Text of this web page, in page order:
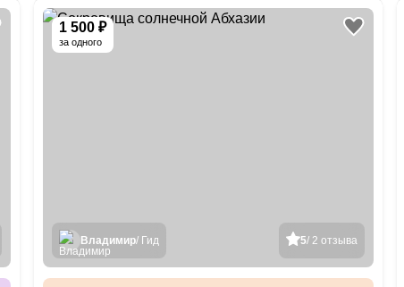
1 500 ₽
за одного
5/ 2 отзыва
Владимир/ Гид